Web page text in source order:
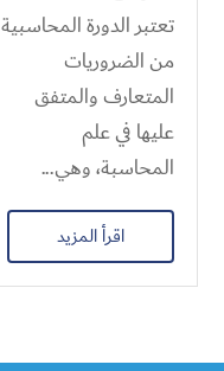
تعتبر الدورة المحاسبية
من الضروريات
المتعارف والمتفق
عليها في علم
المحاسبة، وهي...
اقرأ المزيد